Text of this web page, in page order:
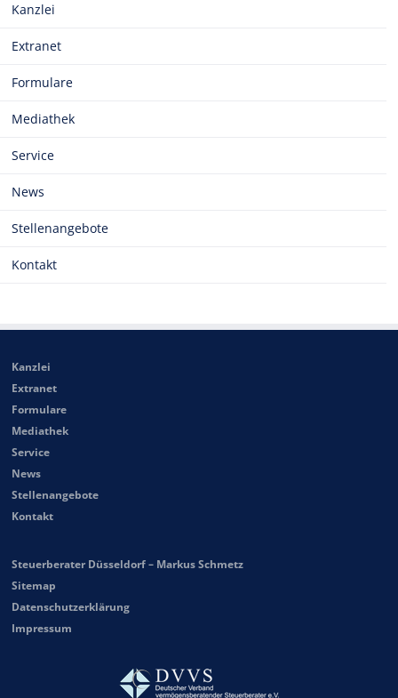
Kanzlei
Extranet
Formulare
Mediathek
Service
News
Stellenangebote
Kontakt
Kanzlei
Extranet
Formulare
Mediathek
Service
News
Stellenangebote
Kontakt
Steuerberater Düsseldorf – Markus Schmetz
Sitemap
Datenschutzerklärung
Impressum